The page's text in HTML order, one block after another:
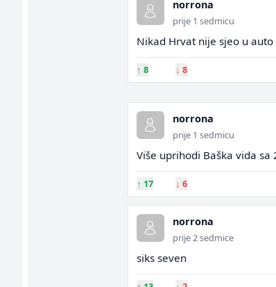
norrona
prije 1 sedmicu
Nikad Hrvat nije sjeo u
↑ 8 ↓ 8
norrona
prije 1 sedmicu
Više uprihodi Baška vida
↑ 17 ↓ 6
norrona
prije 2 sedmice
siks seven